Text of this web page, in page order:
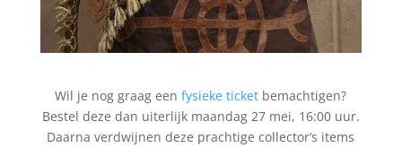
Wil je nog graag eenfysieke ticket bemachtigen?
Bestel deze dan uiterlijk maandag 27 mei, 16:00 uur.
Daarna verdwijnen deze prachtige collector’s items